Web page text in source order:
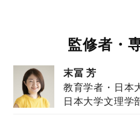
監修者・
末冨 芳
教育学者・日本
日本大学文理学